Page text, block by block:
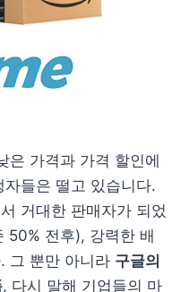
은 가격과 가격 할인에
들은 떨고 있습니다.
거대한 판매자가 되었
50% 전후), 강력한 배
그 뿐만 아니라 구글의
, 다시 말해 기업들의 마